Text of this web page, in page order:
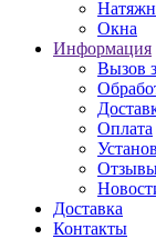
Окна
Информация
Вызов
Оплата
Доставка
Контакты